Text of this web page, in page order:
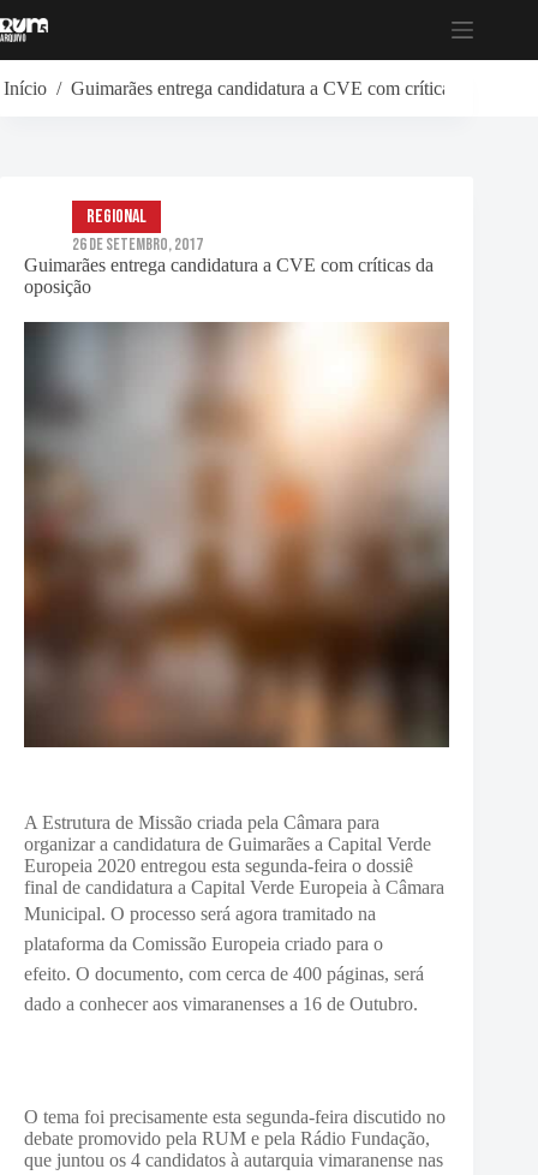
para
Início / Guimarães entrega candidatura a CVE com críticas da
Guimarães entrega candidatura a CVE com críticas da
oposição
Regional
26 de Setembro, 2017
A Estrutura de Missão criada pela Câmara para
organizar a candidatura de Guimarães a Capital Verde
Europeia 2020 entregou esta segunda-feira o dossiê
final de candidatura a Capital Verde Europeia à Câmara
Municipal. O processo será agora tramitado na
plataforma da Comissão Europeia criado para o
efeito. O documento, com cerca de 400 páginas, será
dado a conhecer aos vimaranenses a 16 de Outubro.
O tema foi precisamente esta segunda-feira discutido no
debate promovido pela RUM e pela Rádio Fundação,
que juntou os 4 candidatos à autarquia vimaranense nas